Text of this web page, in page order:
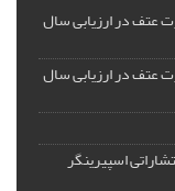
عتف در ارزیابی سال
عتف در ارزیابی سال
اسپیرینگر